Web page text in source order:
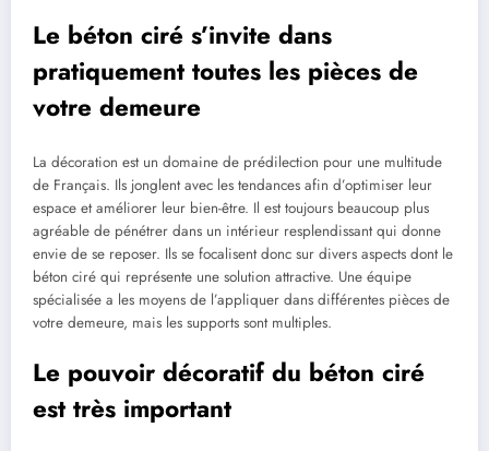
Le béton ciré s’invite dans
pratiquement toutes les pièces de
votre demeure
La décoration est un domaine de prédilection pour une multitude
de Français. Ils jonglent avec les tendances afin d’optimiser leur
espace et améliorer leur bien-être. Il est toujours beaucoup plus
agréable de pénétrer dans un intérieur resplendissant qui donne
envie de se reposer. Ils se focalisent donc sur divers aspects dont le
béton ciré qui représente une solution attractive. Une équipe
spécialisée a les moyens de l’appliquer dans différentes pièces de
votre demeure, mais les supports sont multiples.
Le pouvoir décoratif du béton ciré
est très important